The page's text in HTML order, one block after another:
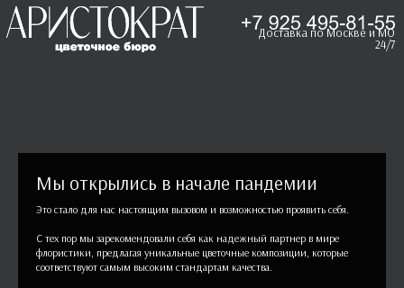
Доставка по Москве и МО
24/7
Мы открылись в начале пандемии
Это стало для нас настоящим вызовом и возможностью проявить себя.
С тех пор мы зарекомендовали себя как надежный партнер в мире
флористики, предлагая уникальные цветочные композиции, которые
соответствуют самым высоким стандартам качества.